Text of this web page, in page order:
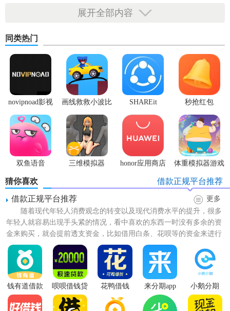
2、申请办理进行后，您可以递交您的身份
3、随时随地掌握很多常用的借贷问题，使您防止很多借贷圈
套。
【来分期特点】
1、简单：无抵押、零担保，只需3步，1分钟完成申请;
2、极速：纯线上系统审核，可快至3分钟放款;
3、灵活：额度在500-20万，额度灵活，随你选择;
4、透明：只要有手机就能轻松 贷款，一键借款;
5、低息：利息超低，月利息可低至0.5%，让你还款无压力;
6、分期：可分多期还款，让你边借边还。
展开全部内容
同类热门
novipnoad影视
平台手机版
画线救救小波比
最新版
SHAREit
秒抢红包
app2.7.3
双鱼语音
三维模拟器
honor应用商店 体重模拟器游戏
猜你喜欢
借款正规平台推荐
借款正规平台推荐
更多
随着现代年轻人消费观念的转变以及现代消费水平的提升，很多
年轻人就容易出现手头紧的情况，看中喜欢的东西一时没有多余的资
金来购买，就会提前透支资金，比如借用白条、花呗等的资金来进行
购物。那么有哪些借款平台...
钱有道借款
app
呗呗借钱贷
款
花鸭借钱 来分期app 小鹅分期